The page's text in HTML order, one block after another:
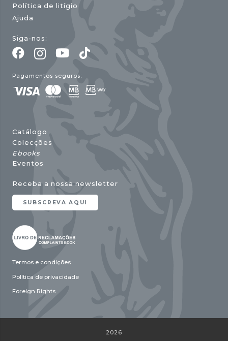
Política de litígio
Ajuda
Siga-nos:
Pagamentos seguros:
Catálogo
Colecções
Ebooks
Eventos
Receba a nossa newsletter
SUBSCREVA AQUI
Termos e condições
Política de privacidade
Foreign Rights
2026